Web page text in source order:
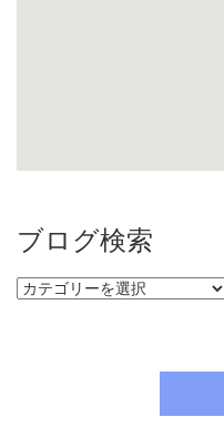
ブログ検索
ブ